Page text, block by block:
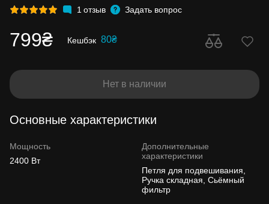
1 отзыв Задать вопрос
799₴ Кешбэк 80₴
Нет в наличии
Основные характеристики
Мощность
2400 Вт
Дополнительные
характеристики
Петля для подвешивания,
Ручка складная, Сьёмный
фильтр